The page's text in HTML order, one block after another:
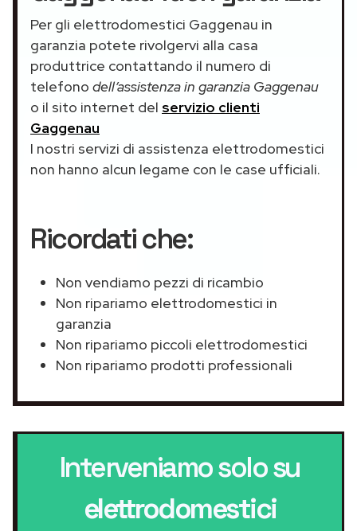
Per gli elettrodomestici Gaggenau in
garanzia potete rivolgervi alla casa
produttrice contattando il numero di
telefono dell’assistenza in garanzia Gaggenau
o il sito internet del servizio clienti
Gaggenau
I nostri servizi di assistenza elettrodomestici
non hanno alcun legame con le case ufficiali.
Ricordati che:
Non vendiamo pezzi di ricambio
Non ripariamo elettrodomestici in
garanzia
Non ripariamo piccoli elettrodomestici
Non ripariamo prodotti professionali
Interveniamo solo su
elettrodomestici